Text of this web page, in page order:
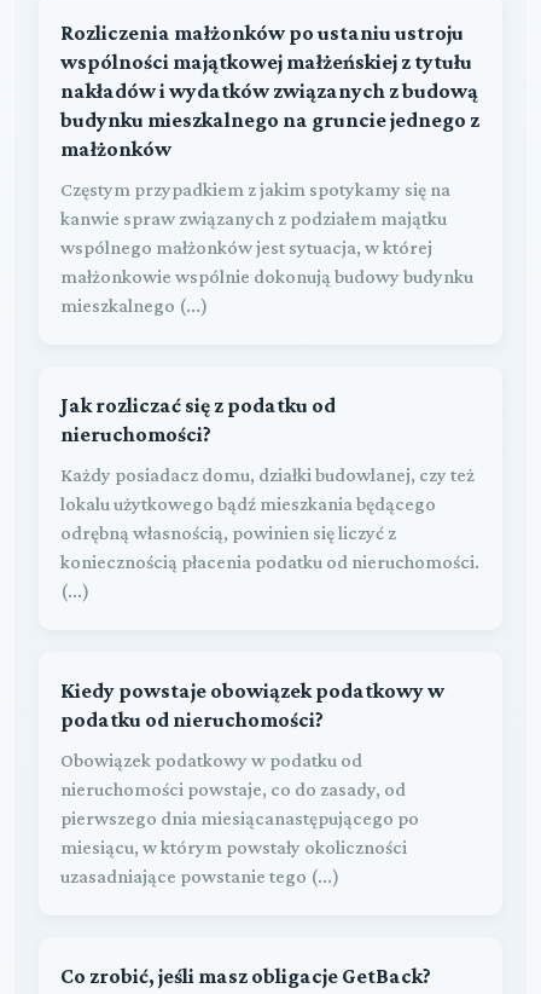
Rozliczenia małżonków po ustaniu ustroju
wspólności majątkowej małżeńskiej z tytułu
nakładów i wydatków związanych z budową
budynku mieszkalnego na gruncie jednego z
małżonków
Częstym przypadkiem z jakim spotykamy się na
kanwie spraw związanych z podziałem majątku
wspólnego małżonków jest sytuacja, w której
małżonkowie wspólnie dokonują budowy budynku
mieszkalnego (...)
Jak rozliczać się z podatku od
nieruchomości?
Każdy posiadacz domu, działki budowlanej, czy też
lokalu użytkowego bądź mieszkania będącego
odrębną własnością, powinien się liczyć z
koniecznością płacenia podatku od nieruchomości.
(...)
Kiedy powstaje obowiązek podatkowy w
podatku od nieruchomości?
Obowiązek podatkowy w podatku od
nieruchomości powstaje, co do zasady, od
pierwszego dnia miesiącanastępującego po
miesiącu, w którym powstały okoliczności
uzasadniające powstanie tego (...)
Co zrobić, jeśli masz obligacje GetBack?